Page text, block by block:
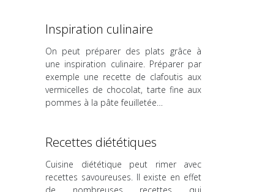
Inspiration culinaire
On peut préparer des plats grâce à
une inspiration culinaire. Préparer par
exemple une recette de clafoutis aux
vermicelles de chocolat, tarte fine aux
pommes à la pâte feuilletée…
Recettes diététiques
Cuisine diététique peut rimer avec
recettes savoureuses. Il existe en effet